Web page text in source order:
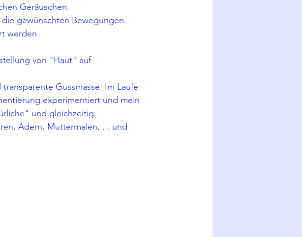
Geräuschen.
gewünschten Bewegungen
werden.
von "Haut" auf
Gussmasse. Im Laufe
experimentiert und mein
und gleichzeitig
Adern, Muttermalen, ... und